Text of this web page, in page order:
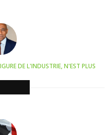
DE L'INDUSTRIE, N'EST PLUS